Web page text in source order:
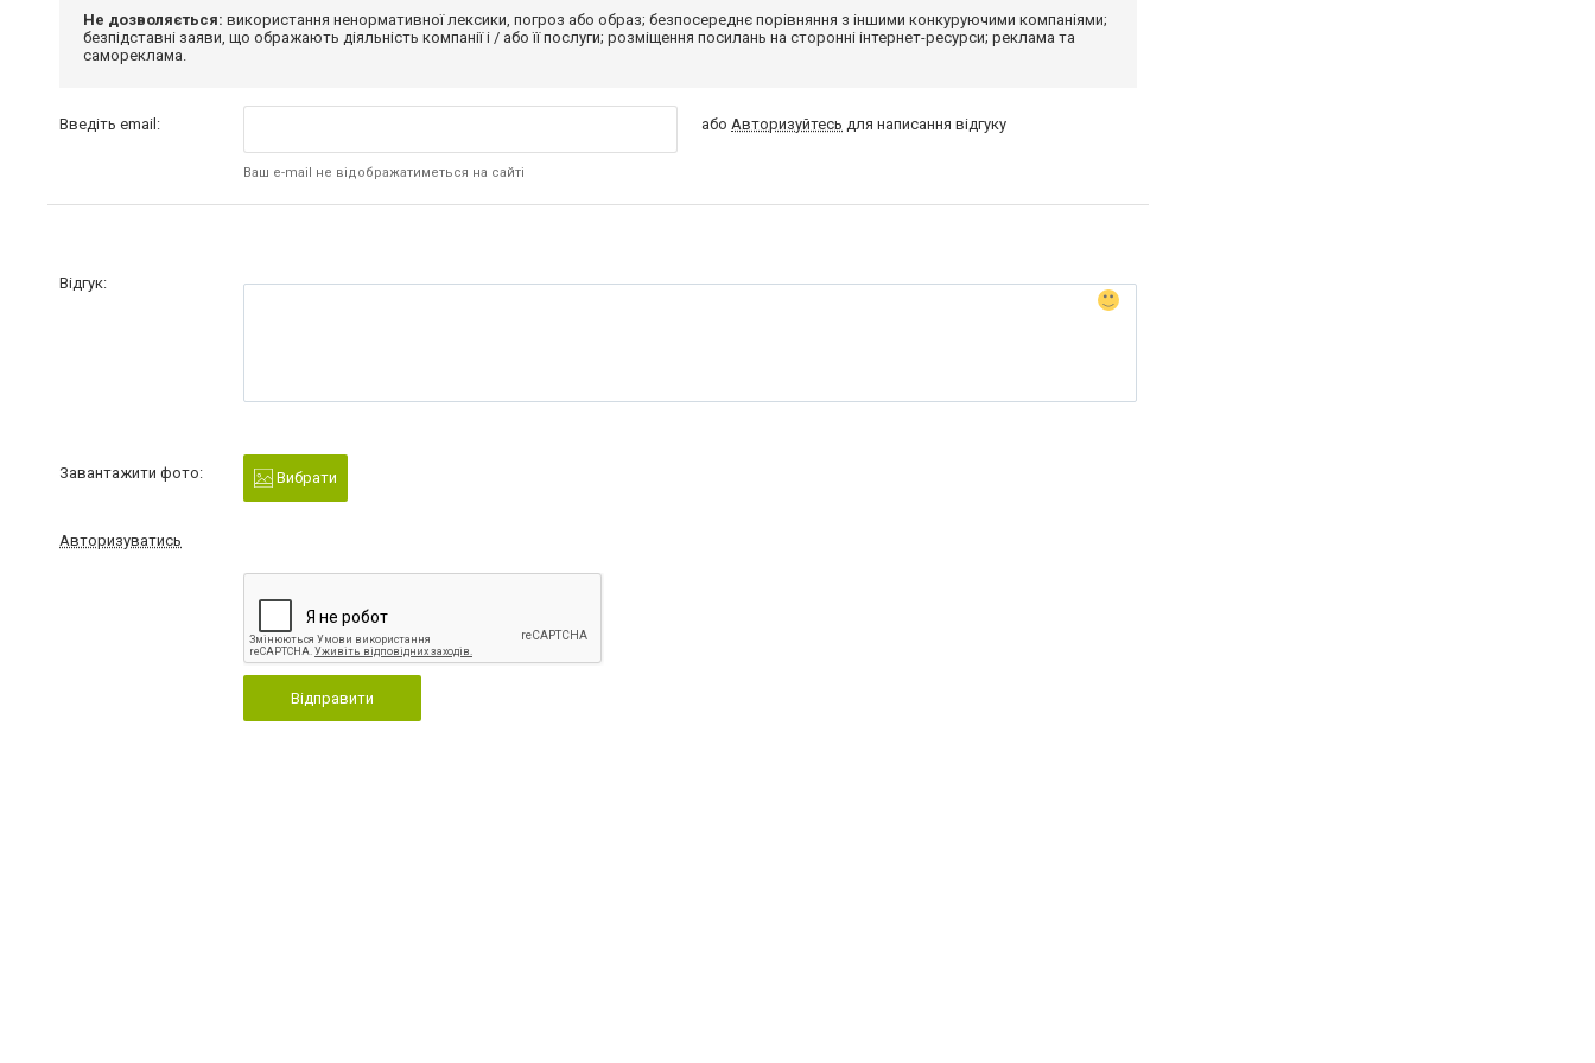
Не дозволяється: використання ненормативної лексики, погроз або образ; безпосереднє порівняння з іншими конкуруючими компаніями;
безпідставні заяви, що ображають діяльність компанії і / або її послуги; розміщення посилань на сторонні інтернет-ресурси; реклама та
самореклама.
Введіть email:
Ваш e-mail не відображатиметься на сайті
або Авторизуйтесь для написання відгуку
Відгук:
Завантажити фото: Вибрати
Авторизуватись
Відправити